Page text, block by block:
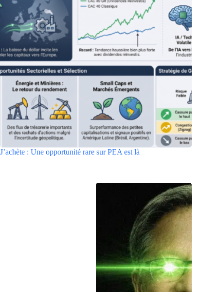
J’achète : Une opportunité rare sur PEA est là